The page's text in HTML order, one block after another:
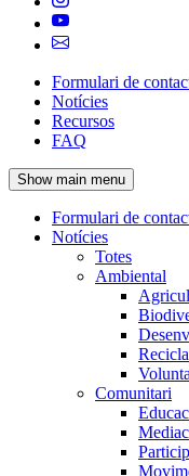
Navegació
principal
de
l'encapçalament
Formulari de
Notícies
Recursos
FAQ
Show main menu
Navegació
principal
Formulari de
Notícies
Totes
Ambiental
Comunitari